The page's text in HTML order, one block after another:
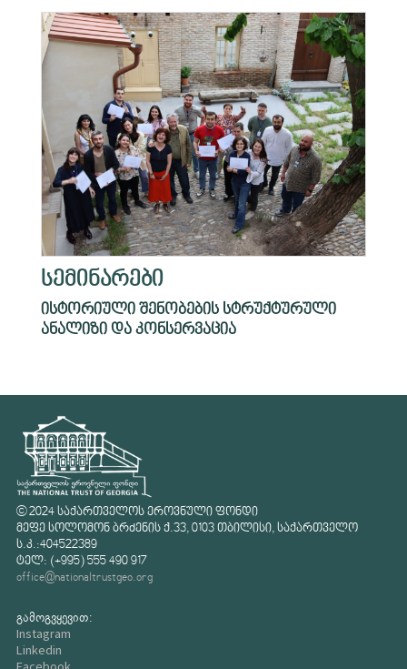
სემინარები
ისტორიული შენობების სტრუქტურული
ანალიზი და კონსერვაცია
© 2024 საქართველოს ეროვნული ფონდი
მეფე სოლომონ ბრძენის ქ.33, 0103 თბილისი, საქართველო
ს.კ.:404522389
ტელ: (+995) 555 490 917
office@nationaltrustgeo.org
გამოგვყევით:
Instagram
Linkedin